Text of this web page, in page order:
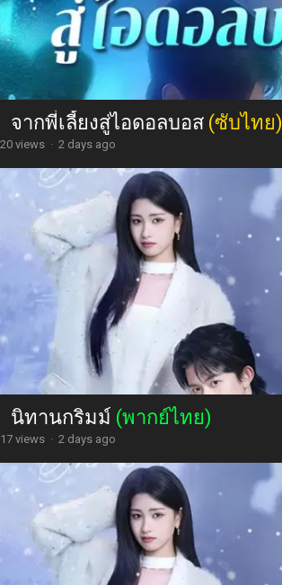
จากพี่เลี้ยงสู่ไอดอลบอส (ซับไทย)
20 views · 2 days ago
นิทานกริมม์ (พากย์ไทย)
17 views · 2 days ago